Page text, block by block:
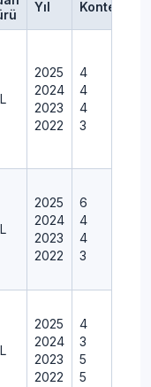
Yıl Kontenjan
2025
2024
2023
2022
4
4
4
3
2025
2024
2023
2022
6
4
4
3
2025
2024
2023
2022
4
3
5
5